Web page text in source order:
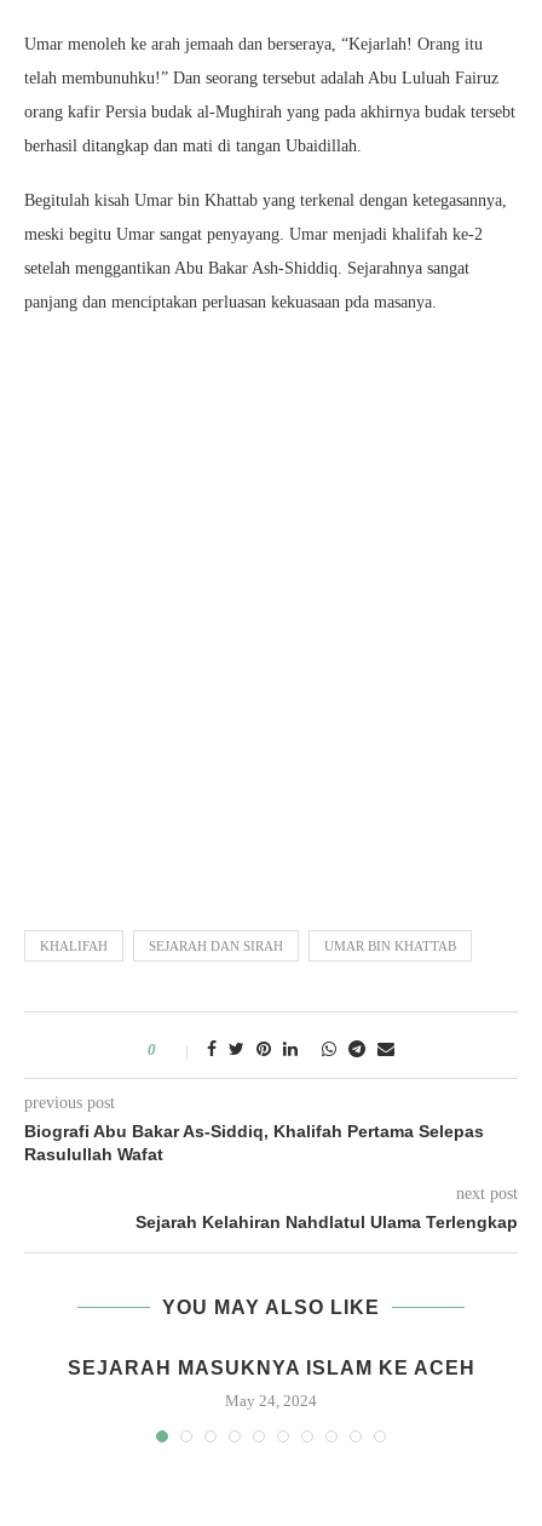
Umar menoleh ke arah jemaah dan berseraya, “Kejarlah! Orang itu
telah membunuhku!” Dan seorang tersebut adalah Abu Luluah Fairuz
orang kafir Persia budak al-Mughirah yang pada akhirnya budak tersebt
berhasil ditangkap dan mati di tangan Ubaidillah.
Begitulah kisah Umar bin Khattab yang terkenal dengan ketegasannya,
meski begitu Umar sangat penyayang. Umar menjadi khalifah ke-2
setelah menggantikan Abu Bakar Ash-Shiddiq. Sejarahnya sangat
panjang dan menciptakan perluasan kekuasaan pda masanya.
KHALIFAH SEJARAH DAN SIRAH UMAR BIN KHATTAB
0
previous post
Biografi Abu Bakar As-Siddiq, Khalifah Pertama Selepas
Rasulullah Wafat
next post
Sejarah Kelahiran Nahdlatul Ulama Terlengkap
YOU MAY ALSO LIKE
SEJARAH MASUKNYA ISLAM KE ACEH
May 24, 2024